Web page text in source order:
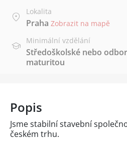
Lokalita
Praha Zobrazit na mapě
Minimální vzdělání
Středoškolské nebo
maturitou
Popis
Jsme stabilní stavební
českém trhu.